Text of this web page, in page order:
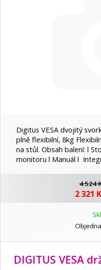
Digitus VESA dvojitý
plně flexibilní, 8kg
na stůl. Obsah balení: l
monitoru l Manuál l
4 524
2 321